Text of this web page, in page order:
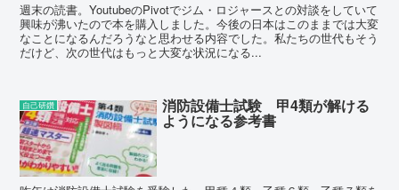
週末の読書。YoutubeのPivotでジム・ロジャースとの対談をしていて
興味が沸いたので本を購入しました。今後の日本はこのままでは大変
なことになるんだろうなと思わせる内容でした。私たちの世代もそう
だけど、次の世代はもっと大変な状況になる...
自己研鑽 消防設備士試験 甲4類が解ける
ようになる参考書